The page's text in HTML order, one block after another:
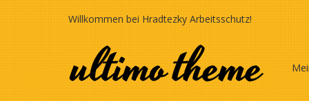
Zum
Inhalt
springen
Willkommen bei Hradtezky Arbeitsschutz!